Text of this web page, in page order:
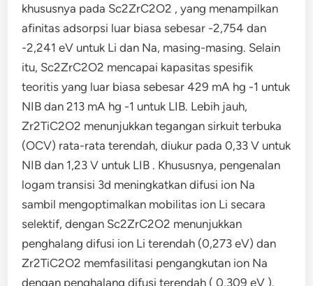
khususnya pada Sc2ZrC2O2 , yang menampilkan
afinitas adsorpsi luar biasa sebesar -2,754 dan
-2,241 eV untuk Li dan Na, masing-masing. Selain
itu, Sc2ZrC2O2 mencapai kapasitas spesifik
teoritis yang luar biasa sebesar 429 mA hg -1 untuk
NIB dan 213 mA hg -1 untuk LIB. Lebih jauh,
Zr2TiC2O2 menunjukkan tegangan sirkuit terbuka
(OCV) rata-rata terendah, diukur pada 0,33 V untuk
NIB dan 1,23 V untuk LIB . Khususnya, pengenalan
logam transisi 3d meningkatkan difusi ion Na
sambil mengoptimalkan mobilitas ion Li secara
selektif, dengan Sc2ZrC2O2 menunjukkan
penghalang difusi ion Li terendah (0,273 eV) dan
Zr2TiC2O2 memfasilitasi pengangkutan ion Na
dengan penghalang difusi terendah ( 0,309 eV ).